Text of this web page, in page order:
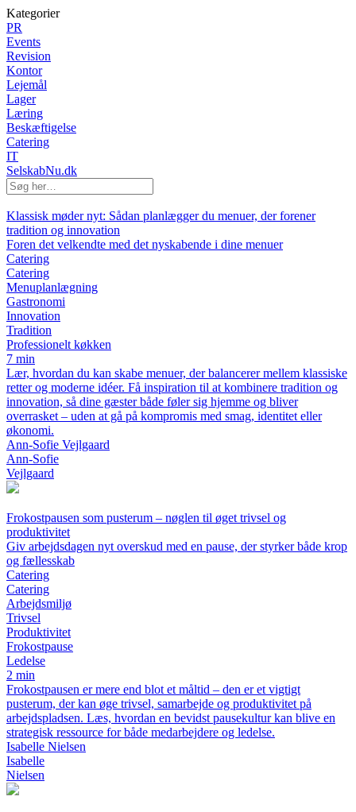
Kategorier
PR
Events
Revision
Kontor
Lejemål
Lager
Læring
Beskæftigelse
Catering
IT
SelskabNu.dk
Klassisk møder nyt: Sådan planlægger du menuer, der forener
tradition og innovation
Foren det velkendte med det nyskabende i dine menuer
Catering
Catering
Menuplanlægning
Gastronomi
Innovation
Tradition
Professionelt køkken
7 min
Lær, hvordan du kan skabe menuer, der balancerer mellem klassiske
retter og moderne idéer. Få inspiration til at kombinere tradition og
innovation, så dine gæster både føler sig hjemme og bliver
overrasket – uden at gå på kompromis med smag, identitet eller
økonomi.
Ann-Sofie Vejlgaard
Ann-Sofie
Vejlgaard
Frokostpausen som pusterum – nøglen til øget trivsel og
produktivitet
Giv arbejdsdagen nyt overskud med en pause, der styrker både krop
og fællesskab
Catering
Catering
Arbejdsmiljø
Trivsel
Produktivitet
Frokostpause
Ledelse
2 min
Frokostpausen er mere end blot et måltid – den er et vigtigt
pusterum, der kan øge trivsel, samarbejde og produktivitet på
arbejdspladsen. Læs, hvordan en bevidst pausekultur kan blive en
strategisk ressource for både medarbejdere og ledelse.
Isabelle Nielsen
Isabelle
Nielsen